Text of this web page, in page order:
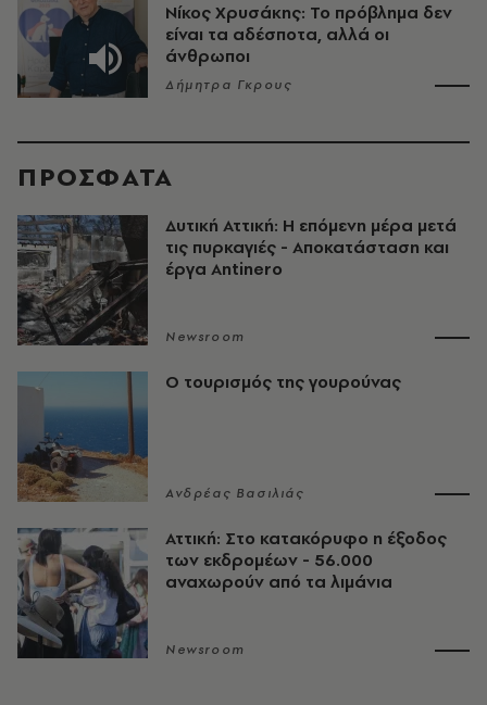
Νίκος Χρυσάκης: Το πρόβλημα δεν
είναι τα αδέσποτα, αλλά οι
άνθρωποι
Δήμητρα Γκρους
ΠΡΟΣΦΑΤΑ
Δυτική Αττική: Η επόμενη μέρα μετά
τις πυρκαγιές - Αποκατάσταση και
έργα Antinero
Newsroom
Ο τουρισμός της γουρούνας
Ανδρέας Βασιλιάς
Αττική: Στο κατακόρυφο η έξοδος
των εκδρομέων - 56.000
αναχωρούν από τα λιμάνια
Newsroom